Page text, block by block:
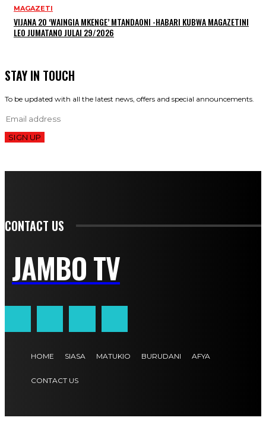
MAGAZETI
VIJANA 20 ‘WAINGIA MKENGE’ MTANDAONI -HABARI KUBWA MAGAZETINI
LEO JUMATANO JULAI 29/2026
STAY IN TOUCH
To be updated with all the latest news, offers and special announcements.
SIGN UP
CONTACT US
JAMBO TV
HOME SIASA MATUKIO BURUDANI AFYA
CONTACT US